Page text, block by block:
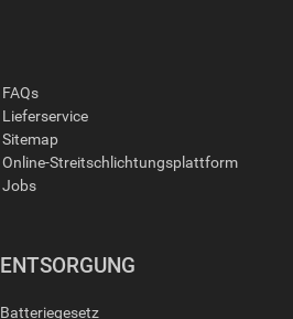
FAQs
Lieferservice
Sitemap
Online-Streitschlichtungsplattform
Jobs
ENTSORGUNG
Batteriegesetz